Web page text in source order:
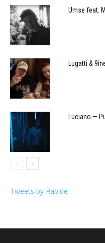
Umse feat.
Lugatti &
Luciano —
Tweets by Rap.de